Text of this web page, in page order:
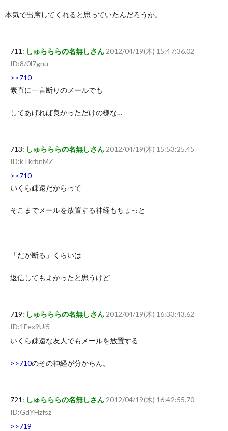
本気で出席してくれると思っていたんだろうか。
711: しゅらららの名無しさん 2012/04/19(木) 15:47:36.02
ID:8/0l7gnu
>>710
素直に一言断りのメールでも
してあげれば良かっただけの様な…
713: しゅらららの名無しさん 2012/04/19(木) 15:53:25.45
ID:kTkrbnMZ
>>710
いくら疎遠だからって
そこまでメールを放置する神経もちょっと
「だが断る」くらいは
返信してもよかったと思うけど
719: しゅらららの名無しさん 2012/04/19(木) 16:33:43.62
ID:1Fex9Ui5
いくら疎遠な友人でもメールを放置する
>>710のその神経が分からん。
721: しゅらららの名無しさん 2012/04/19(木) 16:42:55.70
ID:GdYHzfsz
>>719